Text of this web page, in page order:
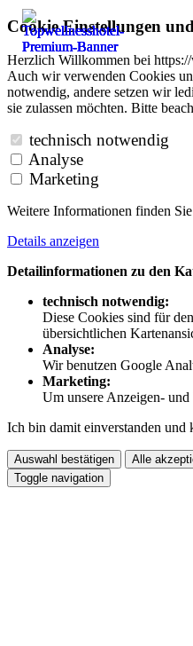
Cookie Einstellungen
Herzlich Willkommen bei
Auch wir verwenden Cookies
notwendig, andere setzen wir
sie zulassen möchten. Bitte
technisch notwendig
Analyse
Marketing
Weitere Informationen finden
Details anzeigen
Detailinformationen zu den
technisch notwendig:
Diese Cookies sind für
übersichtlichen
Analyse:
Wir benutzen Google
Marketing:
Um unsere Anzeigen-
Ich bin damit einverstanden
Auswahl bestätigen
Alle
Toggle navigation